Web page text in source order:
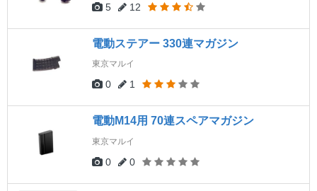
5 12
電動ステアー 330連マガジン
東京マルイ
0 1
電動M14用 70連スペアマガジン
東京マルイ
0 0